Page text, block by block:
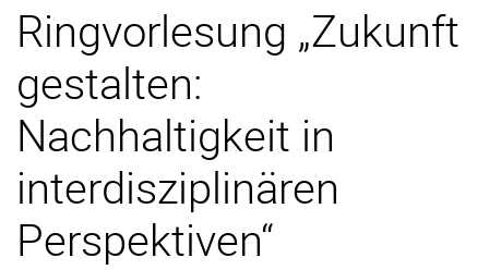
Ringvorlesung „Zukunft
gestalten:
Nachhaltigkeit in
interdisziplinären
Perspektiven“